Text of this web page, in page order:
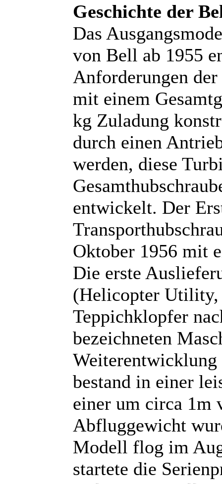
Geschichte der
Das
von Bell ab 1955
Anforderungen
mit einem
kg Zuladung
durch einen
werden, diese
entwickelt. Der
Oktober 1956 mit
Die erste
(Helicopter Utility,
Teppichklopfer
bezeichneten
bestand in einer
einer um circa 1m
Abfluggewicht
Modell flog im
startete die